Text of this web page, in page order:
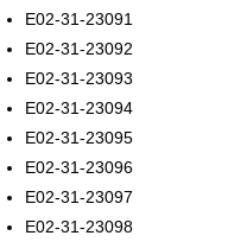
街口支付
悠遊付
Plus PAY
AFTEE先享后付
1. 於付款方式選擇AFTEE先享後
ATM付款
E02-31-23091
E02-31-23092
E02-31-23093
E02-31-23094
E02-31-23095
E02-31-23096
E02-31-23097
E02-31-23098